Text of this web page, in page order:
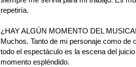
repetiría.
¿HAY ALGÚN MOMENTO DEL
Muchos. Tanto de mi personaje como
todo el espectáculo es la escena del
momento espléndido.